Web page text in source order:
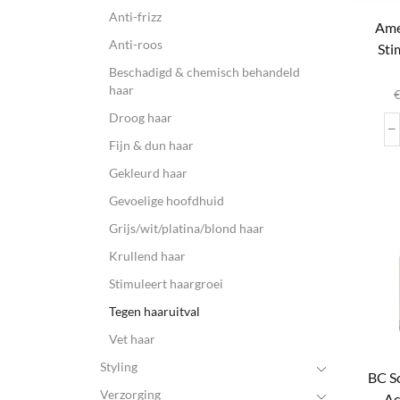
€
BC
Anti-frizz
Anti-roos
Beschadigd & chemisch behandeld
haar
Droog haar
Fijn & dun haar
Gekleurd haar
Gevoelige hoofdhuid
Grijs/wit/platina/blond haar
Krullend haar
Stimuleert haargroei
Tegen haaruitval
Vet haar
Styling
Verzorging